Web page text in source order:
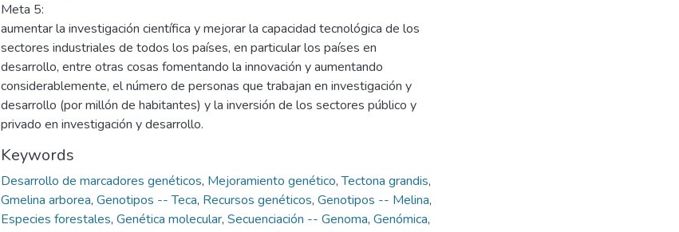
Meta 5:
aumentar la investigación científica y mejorar la capacidad tecnológica de los
sectores industriales de todos los países, en particular los países en
desarrollo, entre otras cosas fomentando la innovación y aumentando
considerablemente, el número de personas que trabajan en investigación y
desarrollo (por millón de habitantes) y la inversión de los sectores público y
privado en investigación y desarrollo.
Keywords
Desarrollo de marcadores genéticos, Mejoramiento genético,Tectona grandis,
Gmelina arborea, Genotipos -- Teca, Recursos genéticos, Genotipos -- Melina,
Especies forestales, Genética molecular, Secuenciación -- Genoma, Genómica,